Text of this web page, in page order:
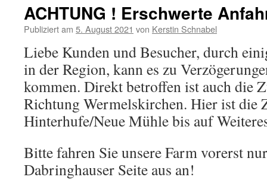
ACHTUNG ! Erschwerte
Publiziert am 5. August 2021 von Kerstin Schnabel
Liebe Kunden und Besucher, durch
in der Region, kann es zu
kommen. Direkt betroffen ist auch die
Richtung Wermelskirchen. Hier ist die
Hinterhufe/Neue Mühle bis auf
Bitte fahren Sie unsere Farm vorerst
Dabringhauser Seite aus an!